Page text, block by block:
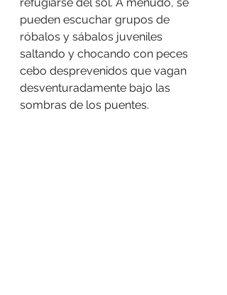
pueden escuchar grupos de
róbalos y sábalos juveniles
saltando y chocando con peces
cebo desprevenidos que vagan
desventuradamente bajo las
sombras de los puentes.